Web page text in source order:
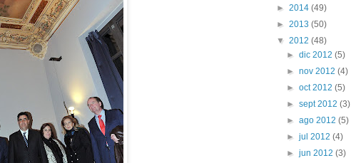
► 2014 (49)
► 2013 (50)
▼ 2012 (48)
►dic 2012(5)
►nov 2012(4)
►oct 2012(5)
►sept 2012(3)
►ago 2012(5)
►jul 2012(4)
►jun 2012(3)